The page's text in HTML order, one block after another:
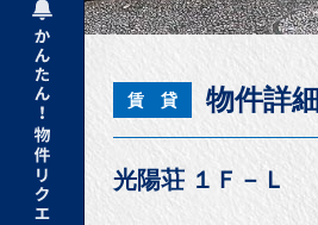
賃 貸 物件詳細
光陽荘 １Ｆ－Ｌ